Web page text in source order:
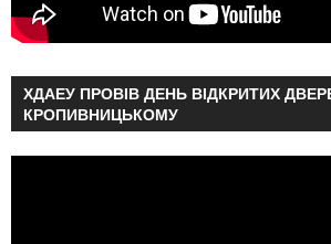
ХДАЕУ ПРОВІВ ДЕНЬ ВІДКРИТИХ
КРОПИВНИЦЬКОМУ